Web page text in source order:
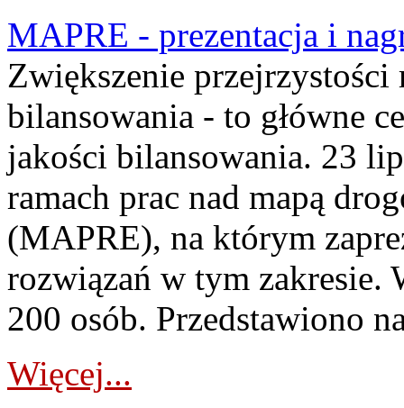
MAPRE - prezentacja i
Zwiększenie
bilansowania - to główne
jakości bilansowania. 23
ramach prac nad mapą
(MAPRE), na którym
rozwiązań w tym zakresie.
200 osób. Przedstawiono
Więcej...